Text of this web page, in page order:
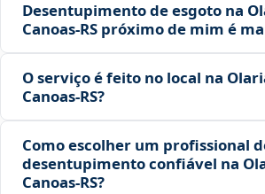
Desentupimento de esgoto na
Canoas‑RS próximo de mim é
O serviço é feito no local na
Canoas‑RS?
Como escolher um profissional
desentupimento confiável na
Canoas‑RS?